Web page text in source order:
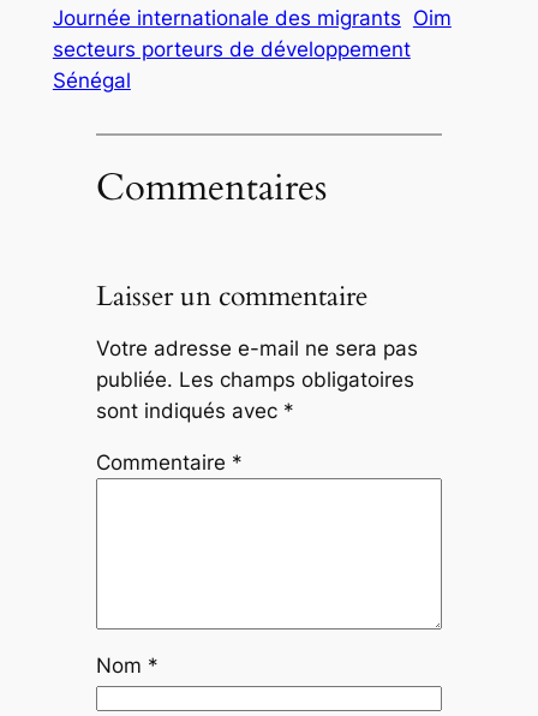
Journée internationale des migrants Oim
secteurs porteurs de développement
Sénégal
Commentaires
Laisser un commentaire
Votre adresse e-mail ne sera pas
publiée. Les champs obligatoires
sont indiqués avec *
Commentaire *
Nom *